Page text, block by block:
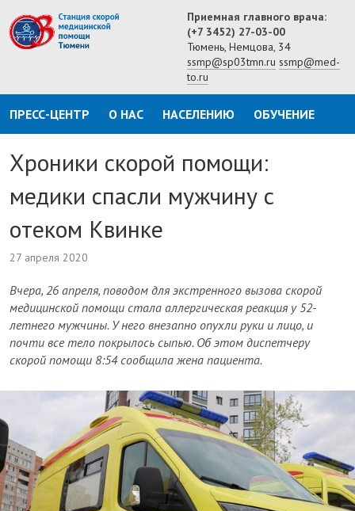
Приемная главного врача:
(+7 3452) 27-03-00
Тюмень, Немцова, 34
ssmp@sp03tmn.ru ssmp@med-
to.ru
ПРЕСС-ЦЕНТР О НАС НАСЕЛЕНИЮ ОБУЧЕНИЕ
Хроники скорой помощи:
медики спасли мужчину с
отеком Квинке
27 апреля 2020
Вчера, 26 апреля, поводом для экстренного вызова скорой
медицинской помощи стала аллергическая реакция у 52-
летнего мужчины. У него внезапно опухли руки и лицо, и
почти все тело покрылось сыпью. Об этом диспетчеру
скорой помощи 8:54 сообщила жена пациента.